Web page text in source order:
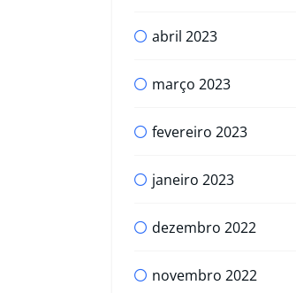
abril 2023
março 2023
fevereiro 2023
janeiro 2023
dezembro 2022
novembro 2022